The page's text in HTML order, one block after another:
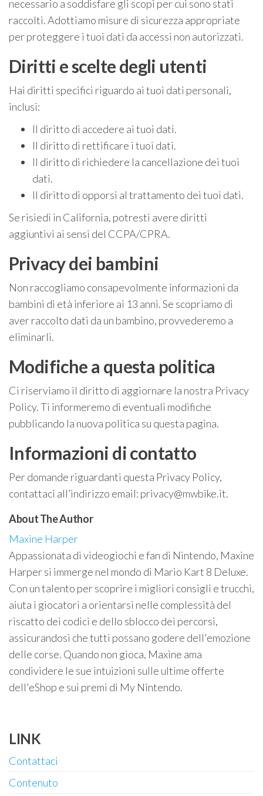
necessario a soddisfare gli scopi per cui sono stati
raccolti. Adottiamo misure di sicurezza appropriate
per proteggere i tuoi dati da accessi non autorizzati.
Diritti e scelte degli utenti
Hai diritti specifici riguardo ai tuoi dati personali,
inclusi:
Il diritto di accedere ai tuoi dati.
Il diritto di rettificare i tuoi dati.
Il diritto di richiedere la cancellazione dei tuoi
dati.
Il diritto di opporsi al trattamento dei tuoi dati.
Se risiedi in California, potresti avere diritti
aggiuntivi ai sensi del CCPA/CPRA.
Privacy dei bambini
Non raccogliamo consapevolmente informazioni da
bambini di età inferiore ai 13 anni. Se scopriamo di
aver raccolto dati da un bambino, provvederemo a
eliminarli.
Modifiche a questa politica
Ci riserviamo il diritto di aggiornare la nostra Privacy
Policy. Ti informeremo di eventuali modifiche
pubblicando la nuova politica su questa pagina.
Informazioni di contatto
Per domande riguardanti questa Privacy Policy,
contattaci all’indirizzo email: privacy@mwbike.it.
About The Author
Maxine Harper
Appassionata di videogiochi e fan di Nintendo, Maxine
Harper si immerge nel mondo di Mario Kart 8 Deluxe.
Con un talento per scoprire i migliori consigli e trucchi,
aiuta i giocatori a orientarsi nelle complessità del
riscatto dei codici e dello sblocco dei percorsi,
assicurandosi che tutti possano godere dell'emozione
delle corse. Quando non gioca, Maxine ama
condividere le sue intuizioni sulle ultime offerte
dell'eShop e sui premi di My Nintendo.
LINK
Contattaci
Contenuto